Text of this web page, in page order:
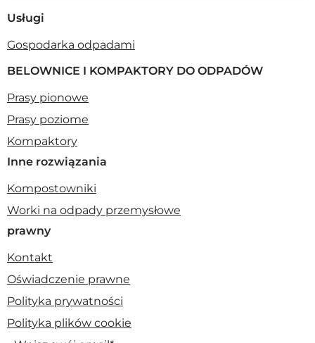
Usługi
Gospodarka odpadami
BELOWNICE I KOMPAKTORY DO ODPADÓW
Prasy pionowe
Prasy poziome
Kompaktory
Inne rozwiązania
Kompostowniki
Worki na odpady przemysłowe
prawny
Kontakt
Oświadczenie prawne
Polityka prywatności
Polityka plików cookie